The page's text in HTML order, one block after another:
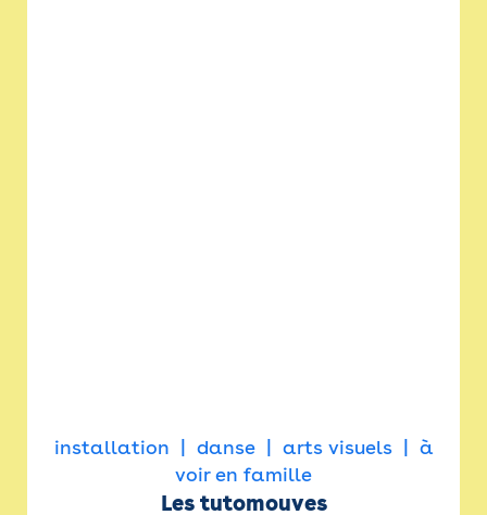
installation danse arts visuels
à
voir en famille
Les tutomouves